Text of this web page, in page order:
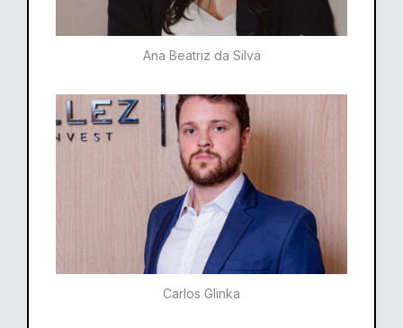
Ana Beatriz da Silva
Carlos Glinka